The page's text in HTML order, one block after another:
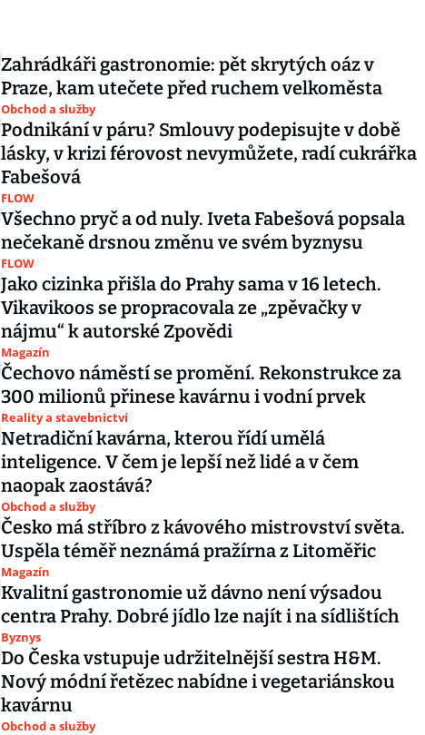
Zahrádkáři gastronomie: pět skrytých oáz v
Praze, kam utečete před ruchem velkoměsta
Obchod a služby
Podnikání v páru? Smlouvy podepisujte v době
lásky, v krizi férovost nevymůžete, radí cukrářka
Fabešová
FLOW
Všechno pryč a od nuly. Iveta Fabešová popsala
nečekaně drsnou změnu ve svém byznysu
FLOW
Jako cizinka přišla do Prahy sama v 16 letech.
Vikavikoos se propracovala ze „zpěvačky v
nájmu“ k autorské Zpovědi
Magazín
Čechovo náměstí se promění. Rekonstrukce za
300 milionů přinese kavárnu i vodní prvek
Reality a stavebnictví
Netradiční kavárna, kterou řídí umělá
inteligence. V čem je lepší než lidé a v čem
naopak zaostává?
Obchod a služby
Česko má stříbro z kávového mistrovství světa.
Uspěla téměř neznámá pražírna z Litoměřic
Magazín
Kvalitní gastronomie už dávno není výsadou
centra Prahy. Dobré jídlo lze najít i na sídlištích
Byznys
Do Česka vstupuje udržitelnější sestra H&M.
Nový módní řetězec nabídne i vegetariánskou
kavárnu
Obchod a služby